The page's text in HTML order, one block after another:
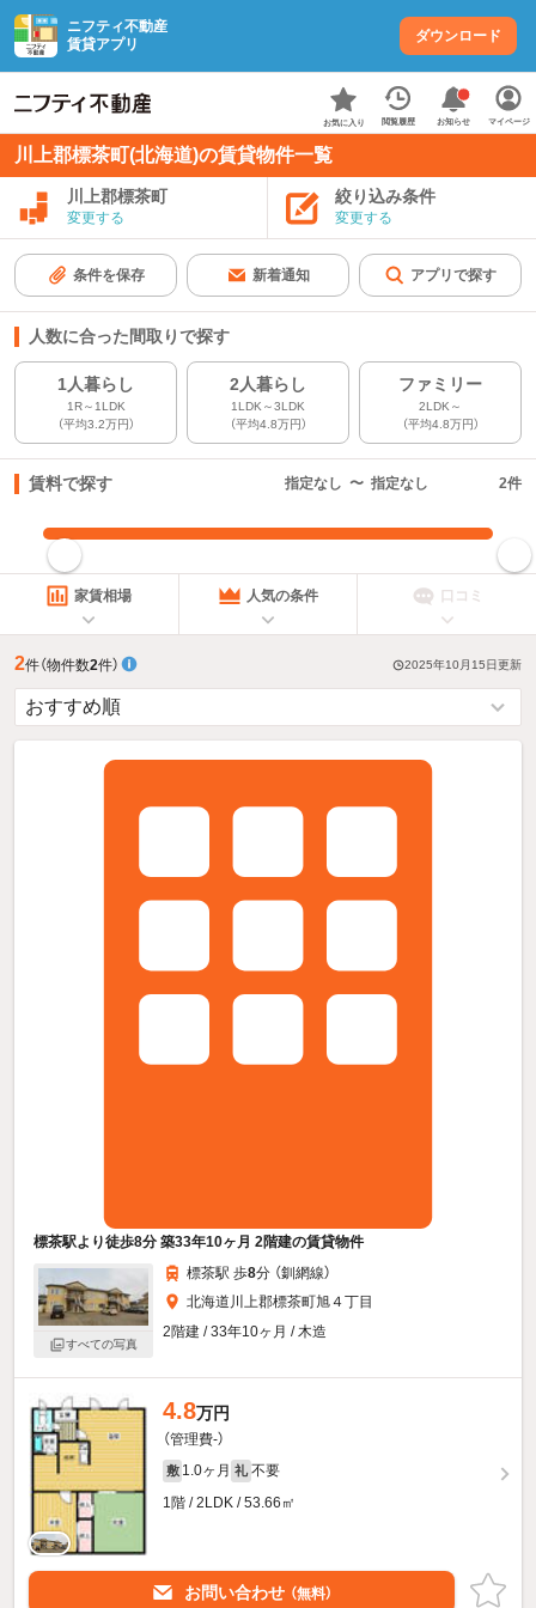
ニフティ不動産
賃貸アプリ
ダウンロード
お気に入り 閲覧履歴 お知らせ マイページ
川上郡標茶町(北海道)の賃貸物件一覧
川上郡標茶町
変更する
絞り込み条件
変更する
条件を保存 新着通知 アプリで探す
人数に合った間取りで探す
1人暮らし
1R～1LDK
（平均3.2万円）
2人暮らし
1LDK～3LDK
（平均4.8万円）
ファミリー
2LDK～
（平均4.8万円）
賃料で探す 指定なし 〜 指定なし 2件
指定した賃料で絞り込む
家賃相場 人気の条件 口コミ
2件（物件数2件） 2025年10月15日更新
標茶駅より徒歩8分 築33年10ヶ月 2階建の賃貸物件
すべての写真
標茶駅 歩8分 （釧網線）
北海道川上郡標茶町旭４丁目
2階建 / 33年10ヶ月 / 木造
4.8万円
（管理費-）
敷 1.0ヶ月 礼 不要
1階 / 2LDK / 53.66㎡
お問い合わせ （無料）